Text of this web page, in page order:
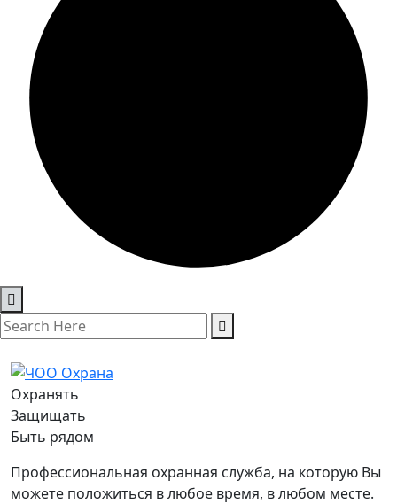
Охранять
Защищать
Быть рядом
Профессиональная охранная служба, на которую Вы
можете положиться в любое время, в любом месте.